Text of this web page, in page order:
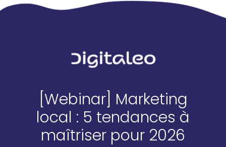
[Webinar] Marketing
local : 5 tendances à
maîtriser pour 2026